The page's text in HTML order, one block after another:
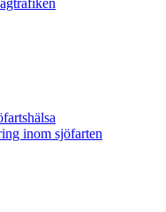
inom sjöfarten